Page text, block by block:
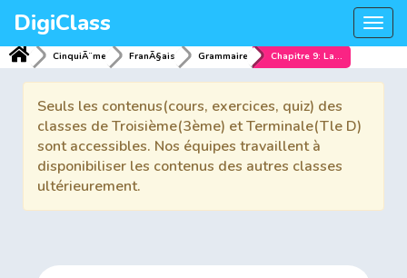
DigiClass
CinquiÃ¨me FranÃ§ais Grammaire Chapitre 9: La pronominalisation: les pronoms personnels directs: me, te, se, nous, vous, le, la, les
Seuls les contenus(cours, exercices, quiz) des
classes de Troisième(3ème) et Terminale(Tle D)
sont accessibles. Nos équipes travaillent à
disponibiliser les contenus des autres classes
ultérieurement.